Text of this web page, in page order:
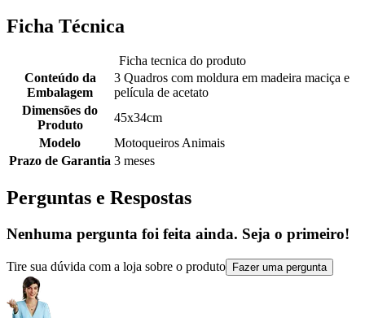
Ficha Técnica
Ficha tecnica do produto
Conteúdo da
Embalagem
3 Quadros com moldura em madeira maciça e
película de acetato
Dimensões do
Produto
45x34cm
Modelo
Motoqueiros Animais
Prazo de Garantia 3 meses
Perguntas e Respostas
Nenhuma pergunta foi feita ainda. Seja o primeiro!
Tire sua dúvida com a loja sobre o produto Fazer uma pergunta